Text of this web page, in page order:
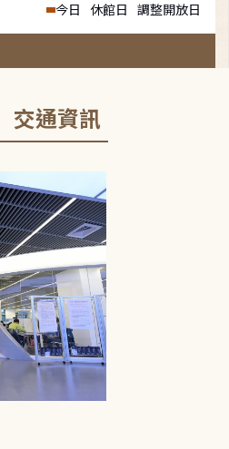
今日 休館日 調整開放日
交通資訊